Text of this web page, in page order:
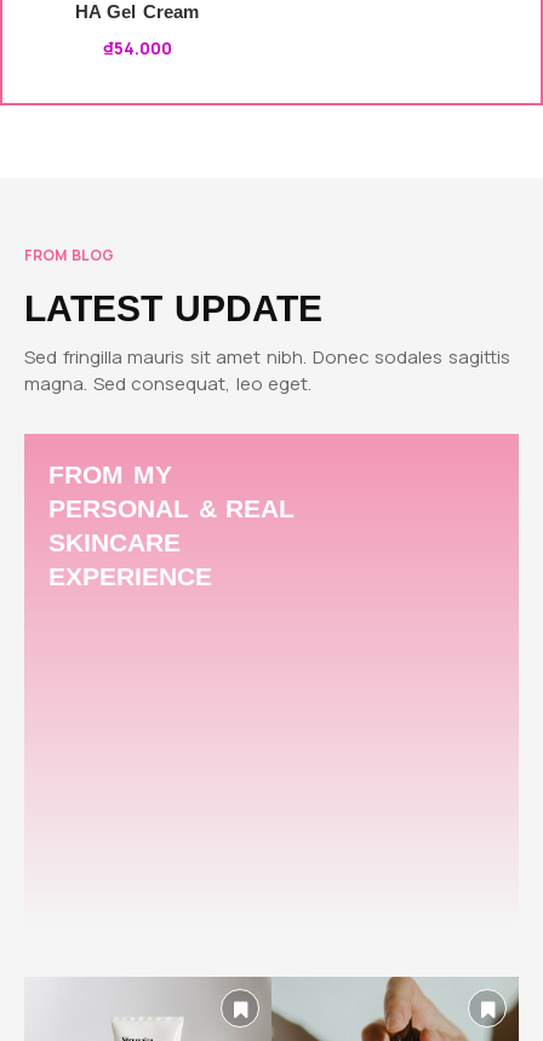
HA Gel Cream
₫54.000
FROM BLOG
LATEST UPDATE
Sed fringilla mauris sit amet nibh. Donec sodales sagittis
magna. Sed consequat, leo eget.
FROM MY
PERSONAL & REAL
SKINCARE
EXPERIENCE